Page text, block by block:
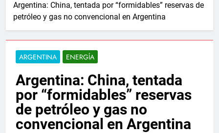
Argentina: China, tentada por “formidables” reservas de
petróleo y gas no convencional en Argentina
ARGENTINA ENERGÍA
Argentina: China, tentada
por “formidables” reservas
de petróleo y gas no
convencional en Argentina